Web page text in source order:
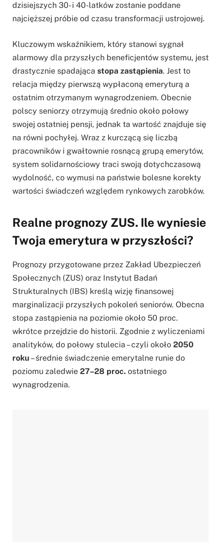
dzisiejszych 30- i 40-latków zostanie poddane
najcięższej próbie od czasu transformacji ustrojowej.
Kluczowym wskaźnikiem, który stanowi sygnał
alarmowy dla przyszłych beneficjentów systemu, jest
drastycznie spadająca stopa zastąpienia. Jest to
relacja między pierwszą wypłaconą emeryturą a
ostatnim otrzymanym wynagrodzeniem. Obecnie
polscy seniorzy otrzymują średnio około połowy
swojej ostatniej pensji, jednak ta wartość znajduje się
na równi pochyłej. Wraz z kurczącą się liczbą
pracowników i gwałtownie rosnącą grupą emerytów,
system solidarnościowy traci swoją dotychczasową
wydolność, co wymusi na państwie bolesne korekty
wartości świadczeń względem rynkowych zarobków.
Realne prognozy ZUS. Ile wyniesie
Twoja emerytura w przyszłości?
Prognozy przygotowane przez Zakład Ubezpieczeń
Społecznych (ZUS) oraz Instytut Badań
Strukturalnych (IBS) kreślą wizję finansowej
marginalizacji przyszłych pokoleń seniorów. Obecna
stopa zastąpienia na poziomie około 50 proc.
wkrótce przejdzie do historii. Zgodnie z wyliczeniami
analityków, do połowy stulecia – czyli około 2050
roku – średnie świadczenie emerytalne runie do
poziomu zaledwie 27–28 proc. ostatniego
wynagrodzenia.